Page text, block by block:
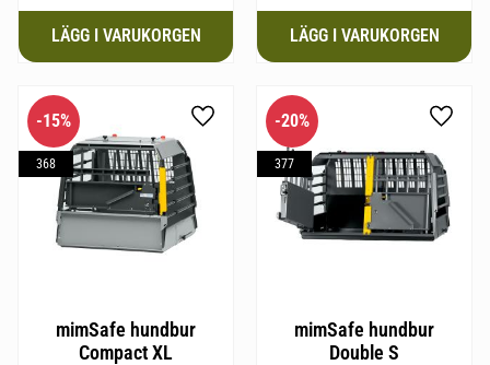
mimSafe hundbur
Compact XL
15%
368
Lägg till i favoriter
mimSafe hundbur
Double S
20%
377
Lägg